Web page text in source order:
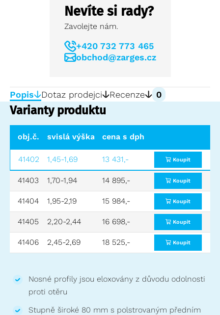
Nevíte si rady?
Zavolejte nám.
+420 732 773 465
obchod@zarges.cz
Popis Dotaz prodejci Recenze 0
Varianty produktu
obj.č. svislá výška (H) od-do (m)
cena s dph
41402 1,45-1,69 13 431,- Koupit
41403 1,70-1,94 14 895,- Koupit
41404 1,95-2,19 15 984,- Koupit
41405 2,20-2,44 16 698,- Koupit
41406 2,45-2,69 10
18 525,- Koupit
Nosné profily jsou eloxovány z důvodu odolnosti
proti otěru
Stupně široké 80 mm s polstrovaným předním